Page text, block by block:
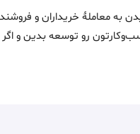
به معاملۀ خریداران و
رو توسعه بدین و